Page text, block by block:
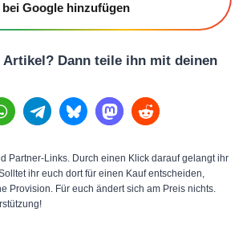
bei Google hinzufügen
Dann teile ihn mit deinen
Partner-Links. Durch einen Klick darauf gelangt ihr
ihr euch dort für einen Kauf entscheiden,
Provision. Für euch ändert sich am Preis nichts.